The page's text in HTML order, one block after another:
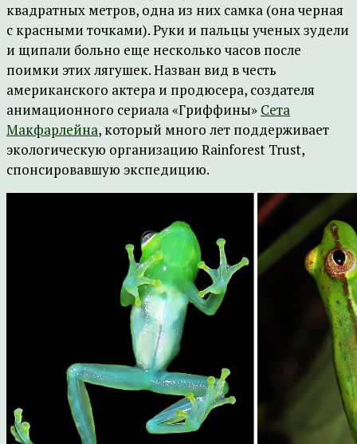
квадратных метров, одна из них самка (она черная
с красными точками). Руки и пальцы ученых зудели
и щипали больно еще несколько часов после
поимки этих лягушек. Назван вид в честь
американского актера и продюсера, создателя
анимационного сериала «Гриффины» Сета
Макфарлейна, который много лет поддерживает
экологическую организацию Rainforest Trust,
спонсировавшую экспедицию.